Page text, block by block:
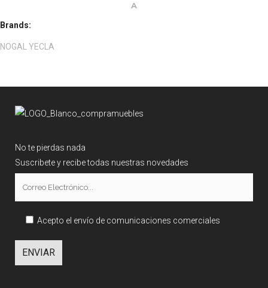
A
Brands:
NOGAL YECLA
No te pierdas nada
Suscribete y recibe todas nuestras novedades
Acepto el envío de comunicaciones comerciales